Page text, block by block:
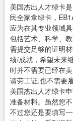
美国杰出人才绿卡
民全家拿绿卡，
应为在其专业领域
包括艺术、科学、
需提交足够的证明
绩/成就，希望未来
时并不需要已经在
请劳工证,也不需要
美国杰出人才绿卡申
准备材料。虽然您
不过您还是要填写